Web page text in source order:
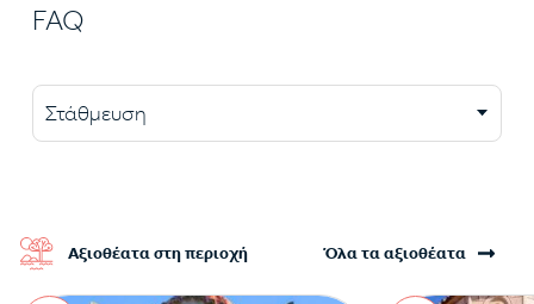
FAQ
Στάθμευση
Αξιοθέατα στη περιοχή Όλα τα αξιοθέατα